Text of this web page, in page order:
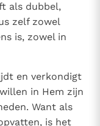
als dubbel,
zelf zowel
is, zowel in
en verkondigt
in Hem zijn
Want als
is het